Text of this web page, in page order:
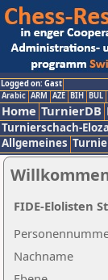
Logged on: Gast
Arabic ARM AZE BIH BUL
Home TurnierDB
Turnierschach-
Allgemeines
Nachname
FIDE-Elolisten